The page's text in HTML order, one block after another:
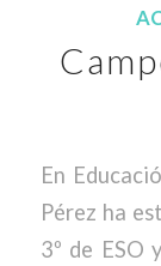
En
Pérez ha
3º de ESO